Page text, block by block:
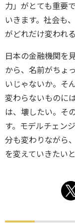
力」がとても重要
いきます。社会も
がどれだけ変われ
日本の金融機関を
から、名前がちょ
いじゃないか。そ
変わらないものに
は、壊したい。そ
す。モデルチェン
分も変わりながら
を変えていきたい